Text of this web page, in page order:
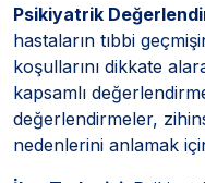
Psikiyatrik
hastaların tıbbi
koşullarını dikkate
kapsamlı
değerlendirmeler,
nedenlerini anlamak